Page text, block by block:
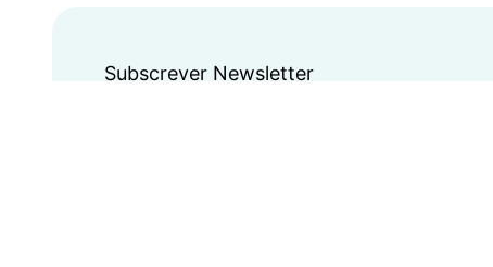
Subscrever Newsletter